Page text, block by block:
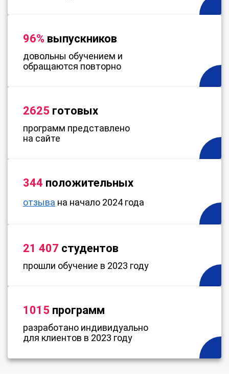
96% выпускников
довольны обучением и
обращаются повторно
2625 готовых
программ представлено
на сайте
344 положительных
отзыва на начало 2024 года
21 407 студентов
прошли обучение в 2023 году
1015 программ
разработано индивидуально
для клиентов в 2023 году